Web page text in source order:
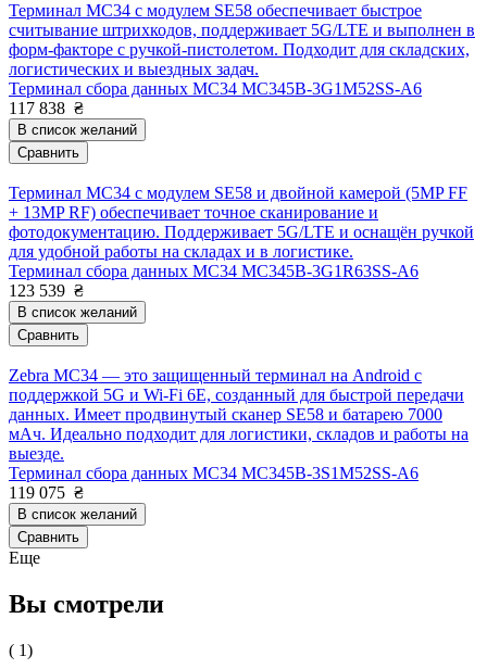
Терминал MC34 с модулем SE58 обеспечивает быстрое
считывание штрихкодов, поддерживает 5G/LTE и выполнен в
форм-факторе с ручкой-пистолетом. Подходит для складских,
логистических и выездных задач.
Терминал сбора данных MC34 MC345B-3G1M52SS-A6
117 838 ₴
В список желаний
Сравнить
Терминал MC34 с модулем SE58 и двойной камерой (5MP FF
+ 13MP RF) обеспечивает точное сканирование и
фотодокументацию. Поддерживает 5G/LTE и оснащён ручкой
для удобной работы на складах и в логистике.
Терминал сбора данных MC34 MC345B-3G1R63SS-A6
123 539 ₴
В список желаний
Сравнить
Zebra MC34 — это защищенный терминал на Android с
поддержкой 5G и Wi-Fi 6E, созданный для быстрой передачи
данных. Имеет продвинутый сканер SE58 и батарею 7000
мАч. Идеально подходит для логистики, складов и работы на
выезде.
Терминал сбора данных MC34 MC345B-3S1M52SS-A6
119 075 ₴
В список желаний
Сравнить
Еще
Вы смотрели
( 1)